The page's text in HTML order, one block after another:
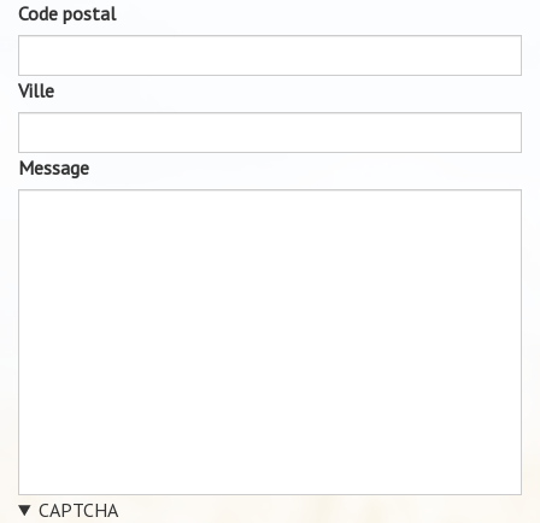
Code postal
Ville
Message
CAPTCHA